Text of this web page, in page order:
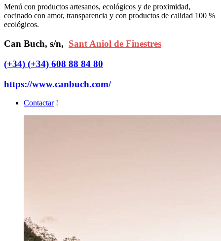
Menú con productos artesanos, ecológicos y de proximidad,
cocinado con amor, transparencia y con productos de calidad 100 %
ecológicos.
Can Buch, s/n, Sant Aniol de Finestres
(+34) (+34) 608 88 84 80
https://www.canbuch.com/
Contactar !